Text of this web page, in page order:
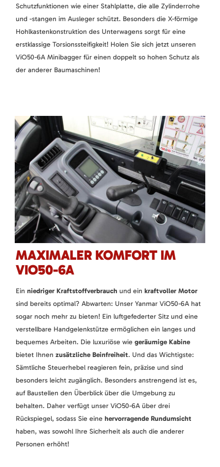
Schutzfunktionen wie einer Stahlplatte, die alle Zylinderrohe
und -stangen im Ausleger schützt. Besonders die X-förmige
Hohlkastenkonstruktion des Unterwagens sorgt für eine
erstklassige Torsionssteifigkeit! Holen Sie sich jetzt unseren
ViO50-6A Minibagger für einen doppelt so hohen Schutz als
der anderer Baumaschinen!
MAXIMALER KOMFORT IM
VIO50-6A
Ein niedriger Kraftstoffverbrauch und ein kraftvoller Motor
sind bereits optimal? Abwarten: Unser Yanmar ViO50-6A hat
sogar noch mehr zu bieten! Ein luftgefederter Sitz und eine
verstellbare Handgelenkstütze ermöglichen ein langes und
bequemes Arbeiten. Die luxuriöse wie geräumige Kabine
bietet Ihnen zusätzliche Beinfreiheit. Und das Wichtigste:
Sämtliche Steuerhebel reagieren fein, präzise und sind
besonders leicht zugänglich. Besonders anstrengend ist es,
auf Baustellen den Überblick über die Umgebung zu
behalten. Daher verfügt unser ViO50-6A über drei
Rückspiegel, sodass Sie eine hervorragende Rundumsicht
haben, was sowohl Ihre Sicherheit als auch die anderer
Personen erhöht!